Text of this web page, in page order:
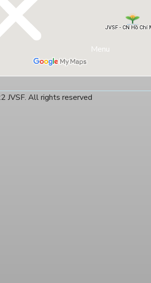
Menu
JVSF. All rights reserved